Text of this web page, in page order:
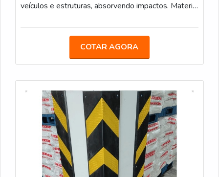
veículos e estruturas, absorvendo impactos. Material
choques e garantir proteção contínua. Fácil de
pronto para uso imediato. Design compacto e
discreto: mantém a estética do ambiente enquanto
aumenta a visibilidade em locais de pouca luz,
melhorando a segurança. O Batente de Coluna é a
solução ideal para quem busca proteger colunas,
paredes e veículos em estacionamentos, garagens,
áreas comerciais e residenciais. Feito com material
de alta resistência, ele absorve impactos,
minimizando os danos causados por colisões
acidentais e evitando custos de reparos. Fácil de
COTAR AGORA